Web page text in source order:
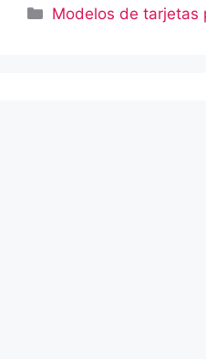
Categorías
Modelos de tarjetas